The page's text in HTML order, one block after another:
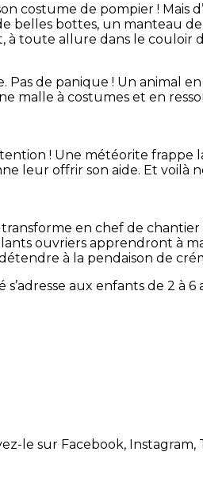
costume de pompier ! Mais
belles bottes, un manteau
toute allure dans le couloir
de panique ! Un animal en
malle à costumes et en
! Une météorite frappe
leur offrir son aide. Et voilà
en chef de chantier
ouvriers apprendront à
à la pendaison de
aux enfants de 2 à
le sur Facebook,